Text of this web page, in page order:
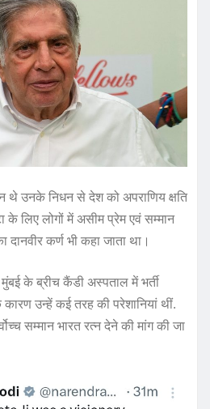
थे उनके निधन से देश को अपराणिय क्षति
के लिए लोगों में असीम प्रेम एवं सम्मान
कर्ण भी कहा जाता था।
के ब्रीच कैंडी अस्‍पताल में भर्ती
उन्‍हें कई तरह की परेशानियां थीं.
सम्‍मान भारत रत्‍न देने की मांग की जा